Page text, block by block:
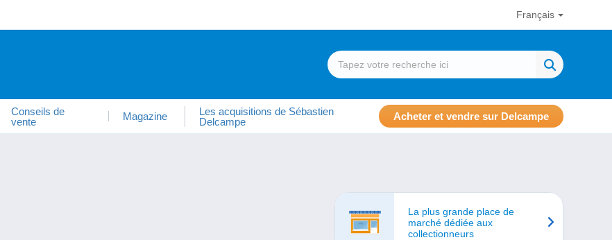
Français
Conseils de
vente
Magazine
Les acquisitions de Sébastien
Delcampe
Acheter et vendre sur Delcampe
La plus grande place de
marché dédiée aux
collectionneurs